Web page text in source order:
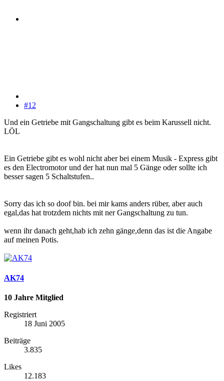
#12
Und ein Getriebe mit Gangschaltung gibt es beim Karussell nicht.
LÖL
Ein Getriebe gibt es wohl nicht aber bei einem Musik - Express gibt
es den Electromotor und der hat nun mal 5 Gänge oder sollte ich
besser sagen 5 Schaltstufen..
Sorry das ich so doof bin. bei mir kams anders rüber, aber auch
egal,das hat trotzdem nichts mit ner Gangschaltung zu tun.
wenn ihr danach geht,hab ich zehn gänge,denn das ist die Angabe
auf meinen Potis.
AK74
10 Jahre Mitglied
Registriert
18 Juni 2005
Beiträge
3.835
Likes
12.183